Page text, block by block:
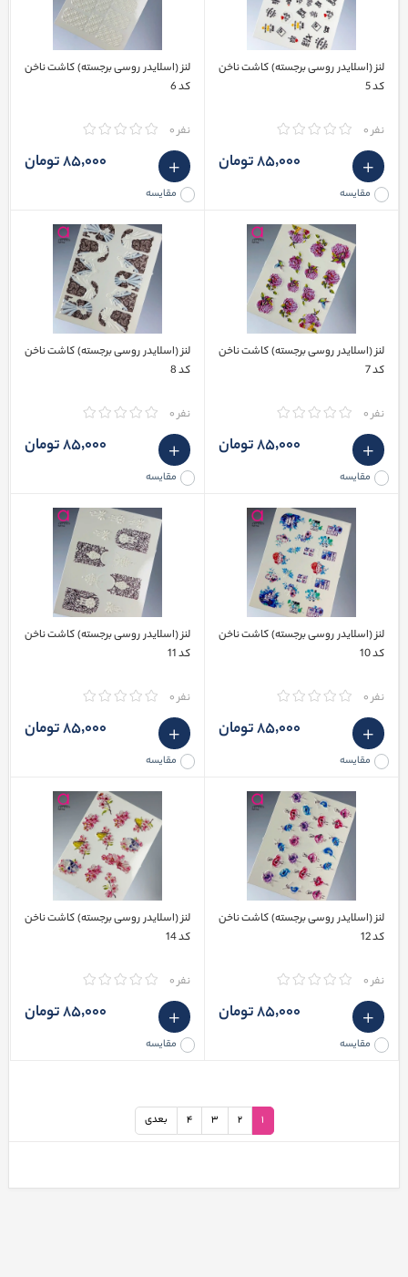
لنز (اسلایدر روسی برجسته) کاشت ناخن
کد 5
نفر 0
مقایسه
85٬000 تومان
لنز (اسلایدر روسی برجسته) کاشت ناخن
کد 6
نفر 0
مقایسه
85٬000 تومان
لنز (اسلایدر روسی برجسته) کاشت ناخن
کد 7
نفر 0
مقایسه
85٬000 تومان
لنز (اسلایدر روسی برجسته) کاشت ناخن
کد 8
نفر 0
مقایسه
85٬000 تومان
لنز (اسلایدر روسی برجسته) کاشت ناخن
کد 10
نفر 0
مقایسه
85٬000 تومان
لنز (اسلایدر روسی برجسته) کاشت ناخن
کد 11
نفر 0
مقایسه
85٬000 تومان
لنز (اسلایدر روسی برجسته) کاشت ناخن
کد 12
نفر 0
مقایسه
85٬000 تومان
لنز (اسلایدر روسی برجسته) کاشت ناخن
کد 14
نفر 0
مقایسه
85٬000 تومان
1
2
3
4 بعدی